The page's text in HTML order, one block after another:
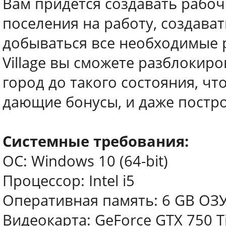
поселения на работу,
добываться все
Village вы сможете
город до такого состояния,
дающие бонусы, и даже
Системные требования:
ОС: Windows 10 (64-bit)
Процессор: Intel i5
Оперативная память: 6 GB
Видеокарта: GeForce GTX 750